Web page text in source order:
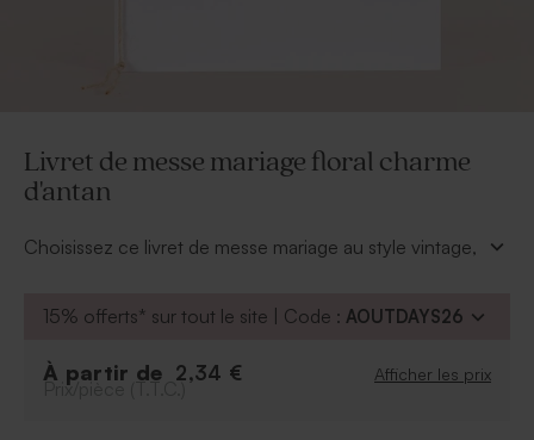
Livret de messe mariage floral charme
d'antan
Choisissez ce livret de messe mariage au style vintage,
religieuse. Le devant présente vos itiniales en dorure,
l’intérieur ajoutez vos propres pages où figurent les
15% offerts* sur tout le site | Code : AOUTDAYS26
À partir de 2,34 € Afficher les prix
Prix/pièce (T.T.C.)